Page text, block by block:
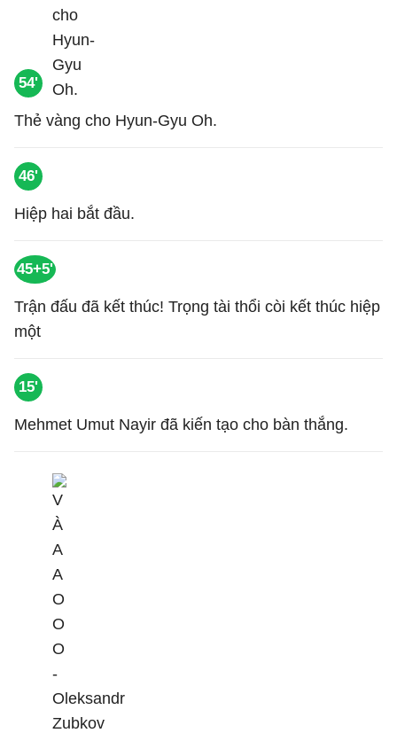
54'
Thẻ vàng cho Hyun-Gyu Oh.
46'
Hiệp hai bắt đầu.
45+5'
Trận đấu đã kết thúc! Trọng tài thổi còi kết thúc hiệp
một
15'
Mehmet Umut Nayir đã kiến tạo cho bàn thắng.